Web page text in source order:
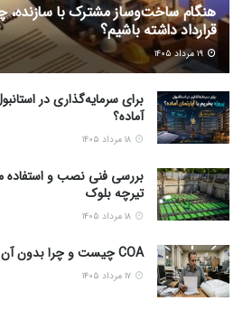
هنگام ساخت‌وساز مشترک با سازنده،
قرارداد داشته باشیم؟
برای سرمایه‌گذاری در
آماده؟
بررسی فنی نصب و
تیرچه بلوک
COA چیست و چرا بدون آن نباید ماده شیمیایی خرید؟